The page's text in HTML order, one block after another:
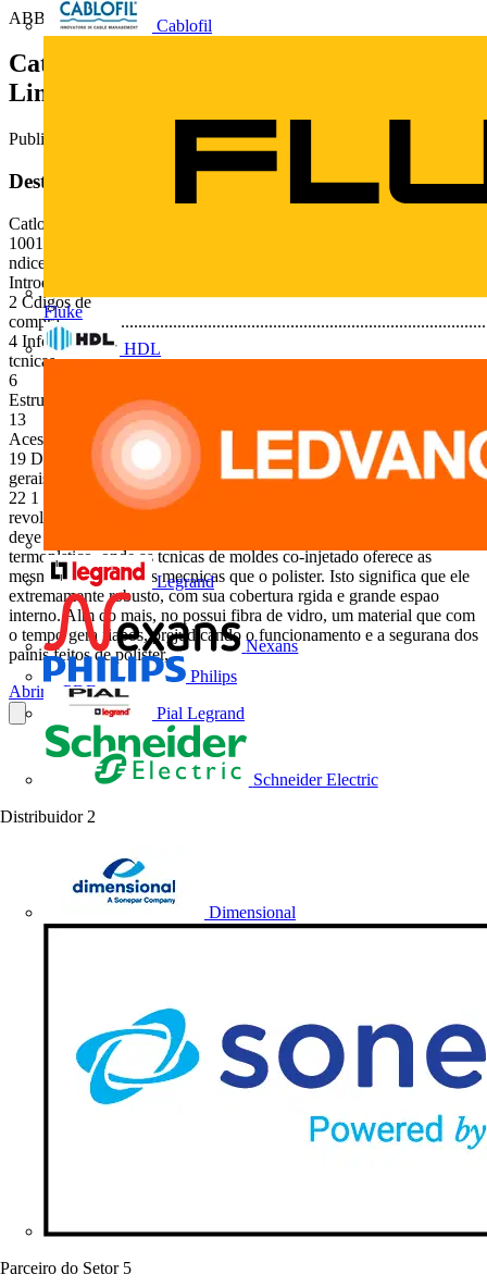
Cablofil
Fluke
HDL
Legrand
Nexans
Philips
Pial Legrand
Schneider Electric
Distribuidor 2
Dimensional
Parceiro do Setor 5
ABB
Catálogo de Quadros de Distribuição -
Linha Gemini
Publicado: 3 de junho de 2013· Categoria: Catálogos
Deste documento
Catlogo Tcnico Gemini Quadros de distribuio de energia eltrica
1001-06/2009-0 Gemini Quadros de distribuio de energia eltrica
ndice Painis Gemini -
2 Cdigos de
4 Informaes
6
13
19 Dimenses
22 1 Painis Gemini Introduo A linha Gemini da ABB SACE est
revolucionando o mercado de painis eltricos de baixa tenso. Isto se
deve ao fato de ser o primeiro painel fabricado com material
termoplstico, onde as tcnicas de moldes co-injetado oferece as
mesmas caractersticas mecnicas que o polister. Isto significa que ele
extremamente robusto, com sua cobertura rgida e grande espao
interno. Alm do mais, no possui fibra de vidro, um material que com
o tempo gera fiapos, prejudicando o funcionamento e a segurana dos
painis feitos de polister,...
Abrir o PDF